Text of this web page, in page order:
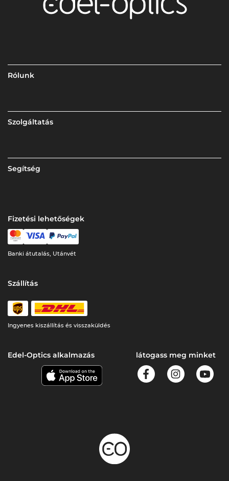
Rólunk
Szolgáltatás
Segítség
Fizetési lehetőségek
Banki átutalás, Utánvét
Szállítás
Ingyenes kiszállítás és visszaküldés
Edel-Optics alkalmazás látogass meg minket